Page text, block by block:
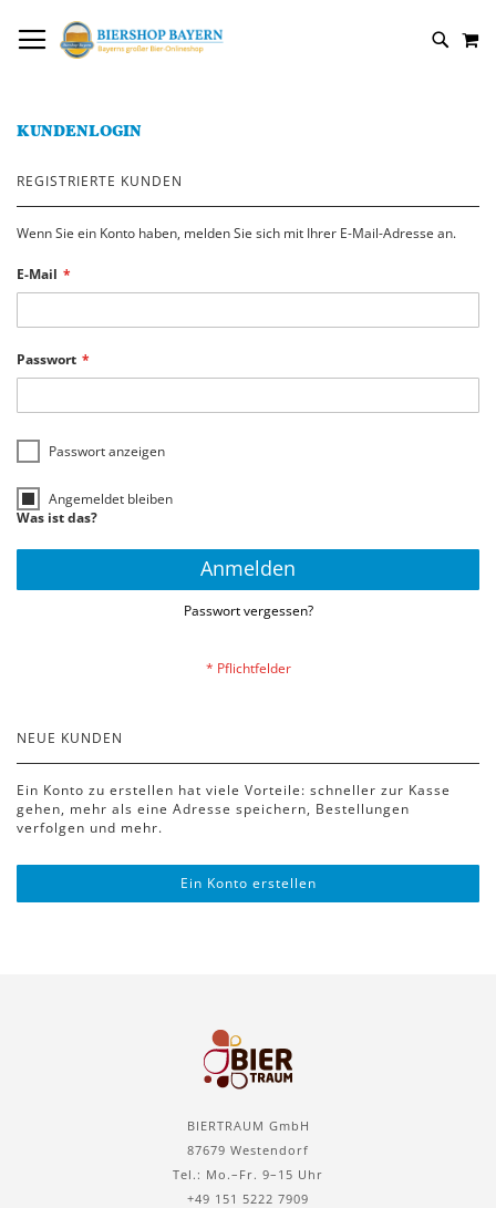
ZUM
INHALT
KUNDENLOGIN
REGISTRIERTE KUNDEN
Wenn Sie ein Konto haben, melden Sie sich mit Ihrer E-Mail-Adresse an.
E-Mail
Passwort
Passwort anzeigen
Angemeldet bleiben
Was ist das?
Anmelden
Passwort vergessen?
NEUE KUNDEN
Ein Konto zu erstellen hat viele Vorteile: schneller zur Kasse
gehen, mehr als eine Adresse speichern, Bestellungen
verfolgen und mehr.
Ein Konto erstellen
BIERTRAUM GmbH
87679 Westendorf
Tel.: Mo.–Fr. 9–15 Uhr
+49 151 5222 7909